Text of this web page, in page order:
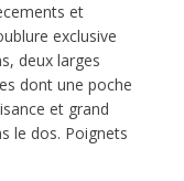
et
exclusive
deux larges
dont une poche
et grand
le dos. Poignets